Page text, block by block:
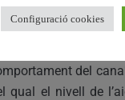
al canal en
del
el nivell de
Configuració cookies